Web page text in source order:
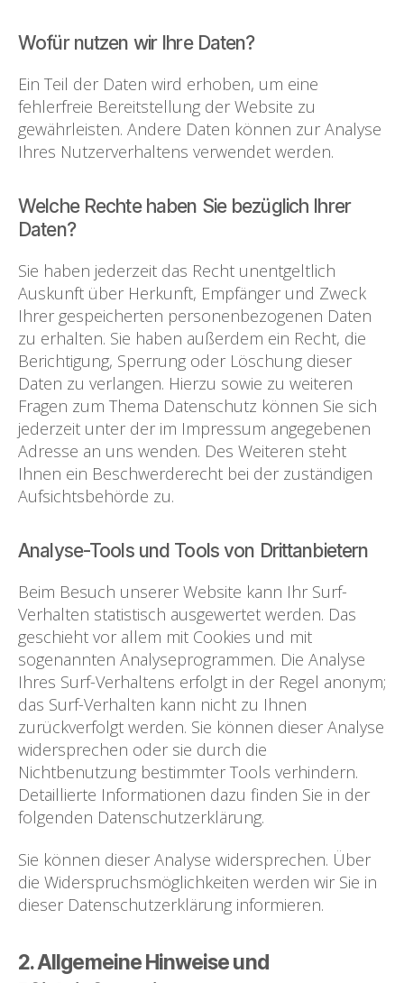
Wofür nutzen wir Ihre Daten?
Ein Teil der Daten wird erhoben, um eine
fehlerfreie Bereitstellung der Website zu
gewährleisten. Andere Daten können zur Analyse
Ihres Nutzerverhaltens verwendet werden.
Welche Rechte haben Sie bezüglich Ihrer
Daten?
Sie haben jederzeit das Recht unentgeltlich
Auskunft über Herkunft, Empfänger und Zweck
Ihrer gespeicherten personenbezogenen Daten
zu erhalten. Sie haben außerdem ein Recht, die
Berichtigung, Sperrung oder Löschung dieser
Daten zu verlangen. Hierzu sowie zu weiteren
Fragen zum Thema Datenschutz können Sie sich
jederzeit unter der im Impressum angegebenen
Adresse an uns wenden. Des Weiteren steht
Ihnen ein Beschwerderecht bei der zuständigen
Aufsichtsbehörde zu.
Analyse-Tools und Tools von Drittanbietern
Beim Besuch unserer Website kann Ihr Surf-
Verhalten statistisch ausgewertet werden. Das
geschieht vor allem mit Cookies und mit
sogenannten Analyseprogrammen. Die Analyse
Ihres Surf-Verhaltens erfolgt in der Regel anonym;
das Surf-Verhalten kann nicht zu Ihnen
zurückverfolgt werden. Sie können dieser Analyse
widersprechen oder sie durch die
Nichtbenutzung bestimmter Tools verhindern.
Detaillierte Informationen dazu finden Sie in der
folgenden Datenschutzerklärung.
Sie können dieser Analyse widersprechen. Über
die Widerspruchsmöglichkeiten werden wir Sie in
dieser Datenschutzerklärung informieren.
2. Allgemeine Hinweise und